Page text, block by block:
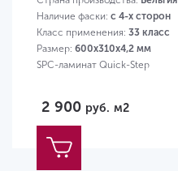
Наличие фаски: с 4-х сторон
Класс применения: 33 класс
Размер: 600х310х4,2 мм
SPC-ламинат Quick-Step
2 900 руб. м2